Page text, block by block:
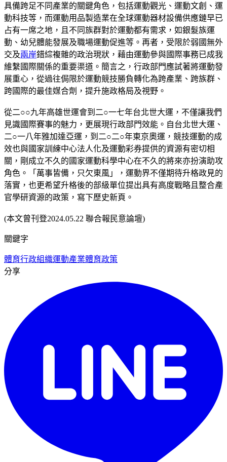
具備跨足不同產業的關鍵角色，包括運動觀光、運動文創、運
動科技等，而運動用品製造業在全球運動器材設備供應鏈早已
占有一席之地，且不同族群對於運動都有需求，如銀髮族運
動、幼兒體能發展及職場運動促進等。再者，受限於弱國無外
交及兩岸錯綜複雜的政治現狀，藉由運動參與國際事務已成我
維繫國際關係的重要渠道。簡言之，行政部門應試著將運動發
展重心，從過往侷限於運動競技勝負轉化為跨產業、跨族群、
跨國際的最佳媒合劑，提升施政格局及視野。
從二○○九年高雄世運會到二○一七年台北世大運，不僅讓我們
見識國際賽事的魅力，更展現行政部門效能。自台北世大運、
二○一八年雅加達亞運，到二○二○年東京奧運，競技運動的成
效也與國家訓練中心法人化及運動彩券提供的資源有密切相
關，剛成立不久的國家運動科學中心在不久的將來亦扮演助攻
角色。「萬事皆備，只欠東風」，運動界不僅期待升格政見的
落實，也更希望升格後的部級單位提出具有高度戰略且整合產
官學研資源的政策，寫下歷史新頁。
(本文曾刊登2024.05.22 聯合報民意論壇)
關鍵字
體育行政組織運動產業體育政策
分享